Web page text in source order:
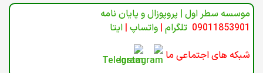
موسسه سطر اول | پروپوزال و پایان نامه
09011853901 تلگرام | واتساپ | ایتا
شبکه های اجتماعی ما